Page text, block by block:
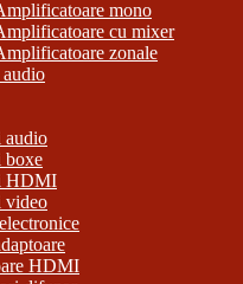
mono
cu mixer
zonale
audio
boxe
HDMI
video
HDMI